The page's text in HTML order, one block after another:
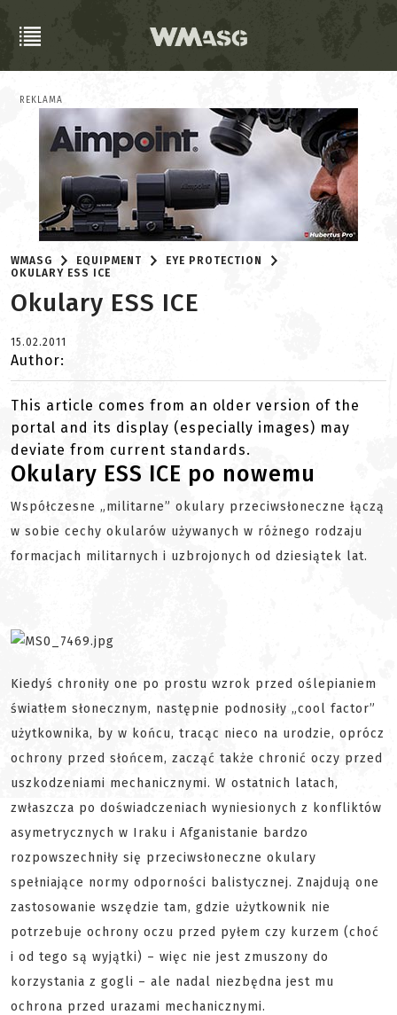
REKLAMA
WMASG EQUIPMENT
EYE PROTECTION
OKULARY ESS ICE
Okulary ESS ICE
15.02.2011
Author:
This article comes from an older version of the
portal and its display (especially images) may
deviate from current standards.
Okulary ESS ICE po nowemu
Współczesne „militarne” okulary przeciwsłoneczne łączą
w sobie cechy okularów używanych w różnego rodzaju
formacjach militarnych i uzbrojonych od dziesiątek lat.
Kiedyś chroniły one po prostu wzrok przed oślepianiem
światłem słonecznym, następnie podnosiły „cool factor”
użytkownika, by w końcu, tracąc nieco na urodzie, oprócz
ochrony przed słońcem, zacząć także chronić oczy przed
uszkodzeniami mechanicznymi. W ostatnich latach,
zwłaszcza po doświadczeniach wyniesionych z konfliktów
asymetrycznych w Iraku i Afganistanie bardzo
rozpowszechniły się przeciwsłoneczne okulary
spełniające normy odporności balistycznej. Znajdują one
zastosowanie wszędzie tam, gdzie użytkownik nie
potrzebuje ochrony oczu przed pyłem czy kurzem (choć
i od tego są wyjątki) – więc nie jest zmuszony do
korzystania z gogli – ale nadal niezbędna jest mu
ochrona przed urazami mechanicznymi.